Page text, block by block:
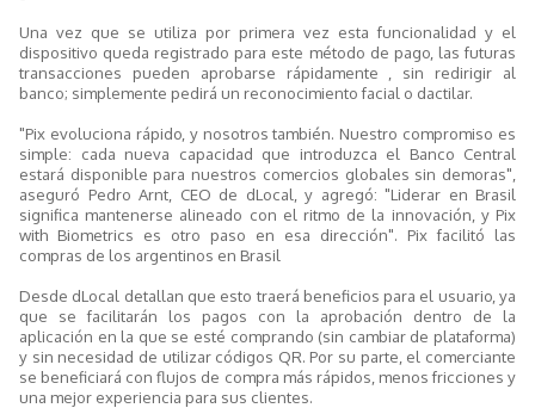
Una vez que se utiliza por primera vez esta funcionalidad y el
dispositivo queda registrado para este método de pago, las futuras
transacciones pueden aprobarse rápidamente , sin redirigir al
banco; simplemente pedirá un reconocimiento facial o dactilar.
"Pix evoluciona rápido, y nosotros también. Nuestro compromiso es
simple: cada nueva capacidad que introduzca el Banco Central
estará disponible para nuestros comercios globales sin demoras",
aseguró Pedro Arnt, CEO de dLocal, y agregó: "Liderar en Brasil
significa mantenerse alineado con el ritmo de la innovación, y Pix
with Biometrics es otro paso en esa dirección". Pix facilitó las
compras de los argentinos en Brasil
Desde dLocal detallan que esto traerá beneficios para el usuario, ya
que se facilitarán los pagos con la aprobación dentro de la
aplicación en la que se esté comprando (sin cambiar de plataforma)
y sin necesidad de utilizar códigos QR. Por su parte, el comerciante
se beneficiará con flujos de compra más rápidos, menos fricciones y
una mejor experiencia para sus clientes.